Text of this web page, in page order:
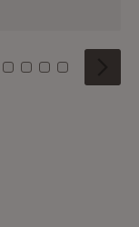
7 8 9
Kachel: 10
Zu Kachel: 11
Zu Kachel: 12
Zu Kachel:
Zu